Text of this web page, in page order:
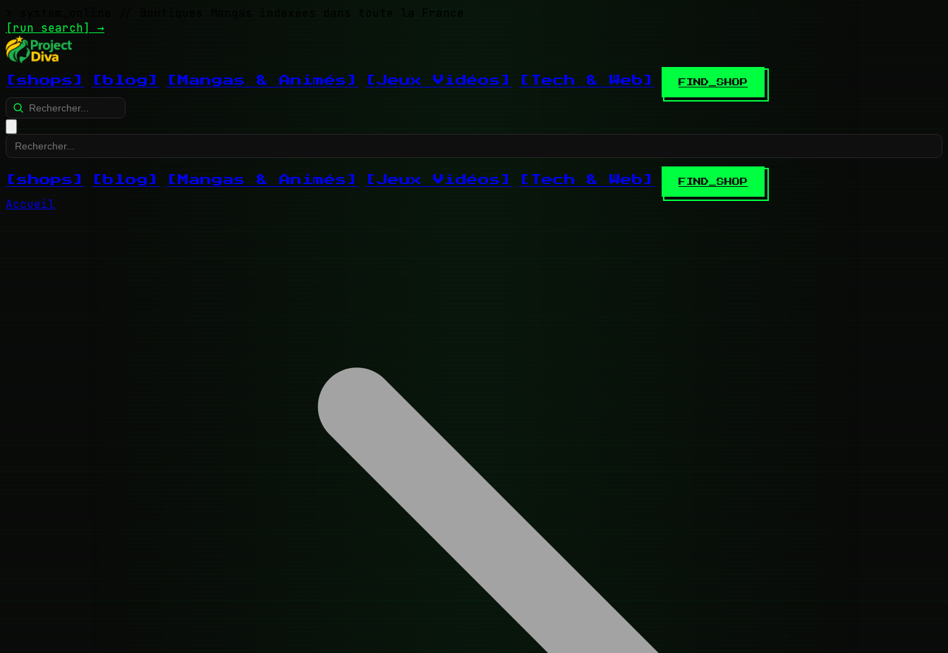
// Boutiques Mangas indexées dans toute la France
[run search] →
[shops] [blog] [Mangas & Animés] [Jeux Vidéos] [Tech & Web] FIND_SHOP
[shops] [blog] [Mangas & Animés] [Jeux Vidéos] [Tech & Web] FIND_SHOP
Accueil